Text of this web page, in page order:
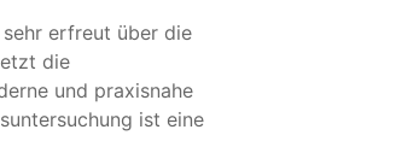
erfreut über die
die
und praxisnahe
ist eine